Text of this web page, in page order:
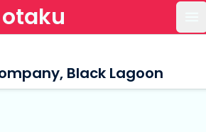
Black Lagoon